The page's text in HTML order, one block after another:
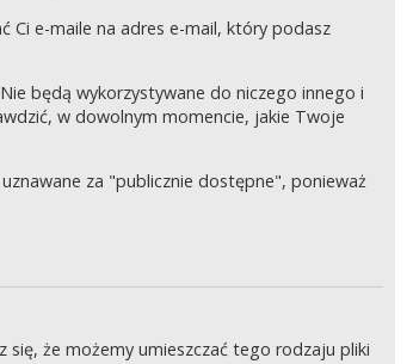
Ci e-maile na adres e-mail, który podasz
będą wykorzystywane do niczego innego i
w dowolnym momencie, jakie Twoje
za "publicznie dostępne", ponieważ
że możemy umieszczać tego rodzaju pliki